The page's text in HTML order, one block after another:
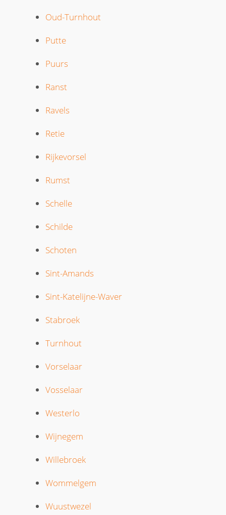
Oud-Turnhout
Putte
Puurs
Ranst
Ravels
Retie
Rijkevorsel
Rumst
Schelle
Schilde
Schoten
Sint-Amands
Sint-Katelijne-Waver
Stabroek
Turnhout
Vorselaar
Vosselaar
Westerlo
Wijnegem
Willebroek
Wommelgem
Wuustwezel